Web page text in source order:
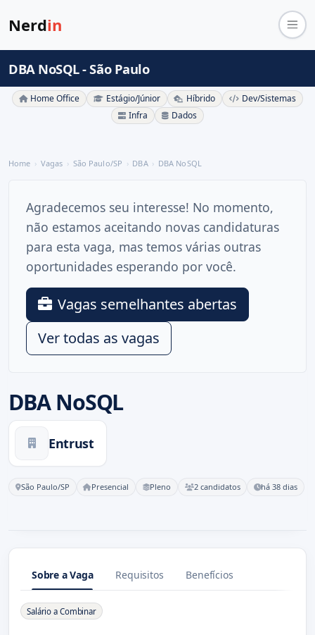
Nerdin
DBA NoSQL - São Paulo
Home Office Estágio/Júnior Híbrido
Dev/Sistemas
Infra
Dados
Home Vagas São Paulo/SP DBA DBA NoSQL
DBA NoSQL
Entrust
São Paulo/SP Presencial Pleno 2 candidatos há 38 dias
Agradecemos seu interesse! No momento,
não estamos aceitando novas candidaturas
para esta vaga, mas temos várias outras
oportunidades esperando por você.
Vagas semelhantes abertas
Ver todas as vagas
Sobre a Vaga Requisitos Benefícios
Sobre a Vaga
Salário a Combinar